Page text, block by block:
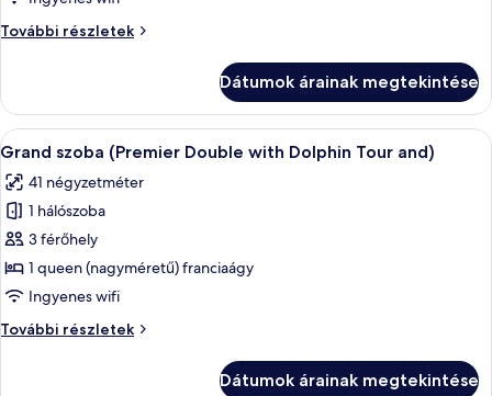
(Double
Tour
and
Shuttle)
További részletek
Premier
Dolphin
Tour
and
további
részletei
Dátumok árainak megtekintése
A
következő
szoba
összes
képének
megtekintése:
Grand
(Premier
Egy fehér ágyneművel borított ágy,
7
Grand szoba (Premier Double with Dolphin Tour and)
41 négyzetméter
1 hálószoba
3 férőhely
1 queen (nagyméretű) franciaágy
Ingyenes wifi
További részletek
Grand
Dátumok árainak megtekintése